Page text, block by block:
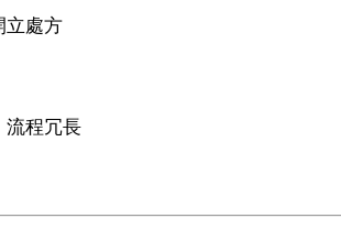
立處方
流程冗長